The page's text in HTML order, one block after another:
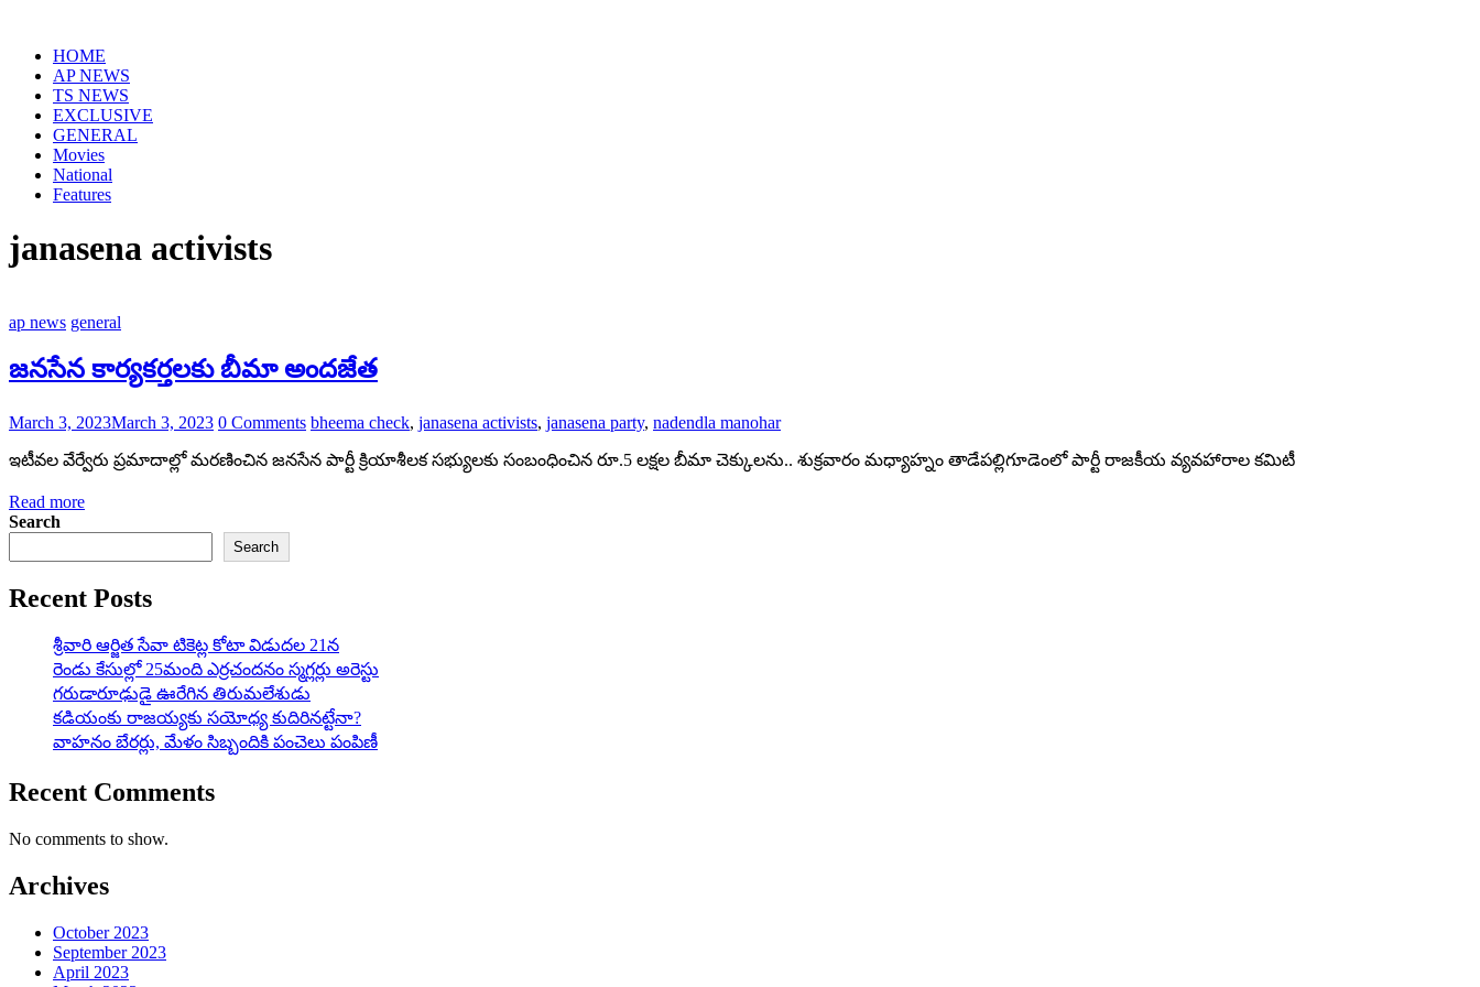
contentHOME
AP NEWS
TS NEWS
EXCLUSIVE
GENERAL
Movies
National
Features
janasena activists
ap news general
జనసేన కార్యకర్తలకు బీమా అందజేత
March 3, 2023March 3, 2023 0 Comments bheema check, janasena activists, janasena party, nadendla manohar
ఇటీవల వేర్వేరు ప్రమాదాల్లో మరణించిన జనసేన పార్టీ క్రియాశీలక సభ్యులకు సంబంధించిన రూ.5 లక్షల బీమా చెక్కులను.. శుక్రవారం మధ్యాహ్నం తాడేపల్లిగూడెంలో పార్టీ రాజకీయ వ్యవహారాల కమిటీ
Read more
Search
Search
Recent Posts
శ్రీవారి ఆర్జిత సేవా టికెట్ల కోటా విడుదల 21న
రెండు కేసుల్లో 25మంది ఎర్రచందనం స్మగ్లర్లు అరెస్టు
గరుడారూఢుడై ఊరేగిన తిరుమలేశుడు
కడియంకు రాజయ్యకు సయోధ్య కుదిరినట్టేనా?
వాహ‌నం బేర‌ర్లు, మేళం సిబ్బందికి పంచెలు పంపిణీ
Recent Comments
No comments to show.
Archives
October 2023
September 2023
April 2023